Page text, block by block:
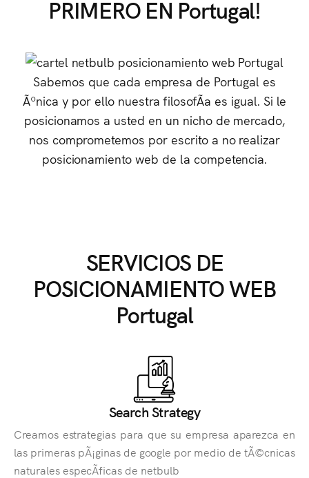
PRIMERO EN Portugal!
Sabemos que cada empresa de Portugal es
Ãºnica y por ello nuestra filosofÃ­a es igual. Si le
posicionamos a usted en un nicho de mercado,
nos comprometemos por escrito a no realizar
posicionamiento web de la competencia.
SERVICIOS DE
POSICIONAMIENTO WEB
Portugal
Search Strategy
Creamos estrategias para que su empresa aparezca en
las primeras pÃ¡ginas de google por medio de tÃ©cnicas
naturales especÃ­ficas de netbulb